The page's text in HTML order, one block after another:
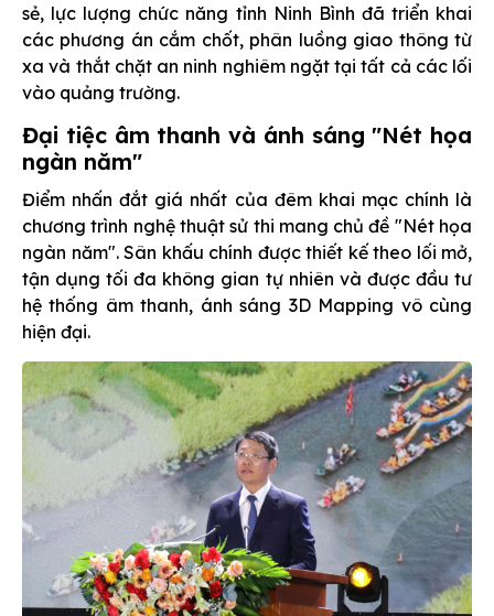
sẻ, lực lượng chức năng tỉnh Ninh Bình đã triển khai
các phương án cắm chốt, phân luồng giao thông từ
xa và thắt chặt an ninh nghiêm ngặt tại tất cả các lối
vào quảng trường.
Đại tiệc âm thanh và ánh sáng "Nét họa
ngàn năm"
Điểm nhấn đắt giá nhất của đêm khai mạc chính là
chương trình nghệ thuật sử thi mang chủ đề "Nét họa
ngàn năm". Sân khấu chính được thiết kế theo lối mở,
tận dụng tối đa không gian tự nhiên và được đầu tư
hệ thống âm thanh, ánh sáng 3D Mapping vô cùng
hiện đại.